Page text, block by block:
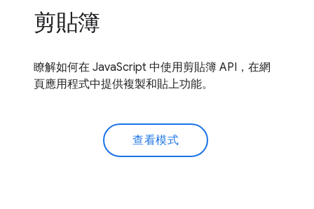
剪貼簿
瞭解如何在 JavaScript 中使用剪貼簿 API，在網
頁應用程式中提供複製和貼上功能。
查看模式